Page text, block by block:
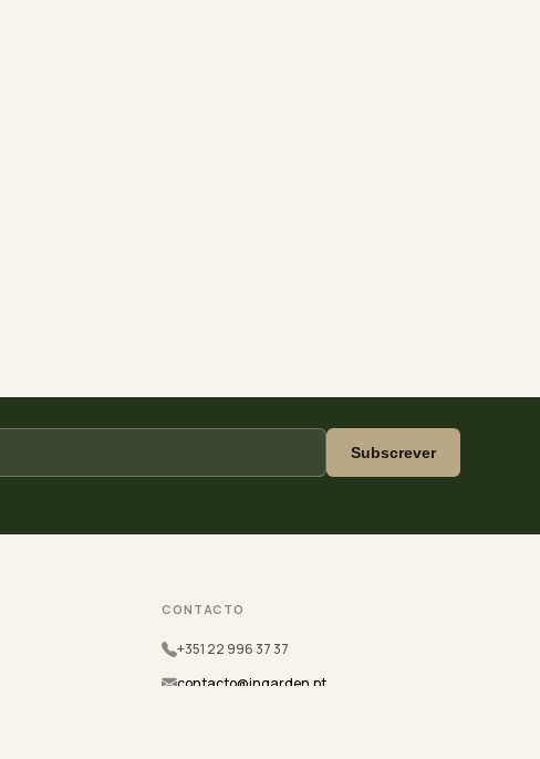
Subscrever
CONTACTO
+351 22 996 37 37
contacto@ingarden.pt